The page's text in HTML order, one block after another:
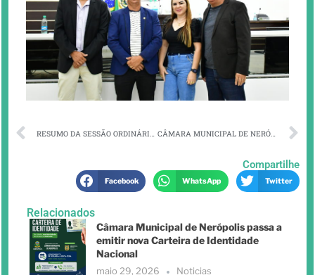
CÂMARA MUNICIPAL DE NERÓPOLIS APROVA EM SESSÃO EXTRAORDINÁRIA PROJETO DE LEI QUE AUTORIZA A CRIAÇÃO DO PROGRAMA DE HABITAÇÃO POPULAR.
Compartilhe
Facebook WhatsApp Twitter
Relacionados
Câmara Municipal de Nerópolis passa a
emitir nova Carteira de Identidade
Nacional
maio 29, 2026 Noticias